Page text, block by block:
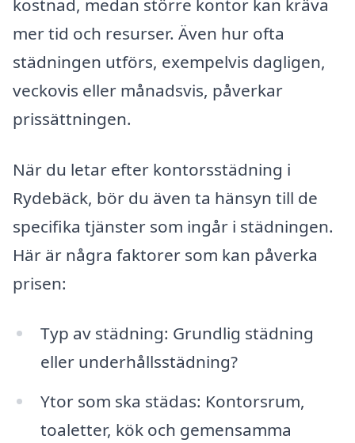
kostnad, medan större kontor kan kräva
mer tid och resurser. Även hur ofta
städningen utförs, exempelvis dagligen,
veckovis eller månadsvis, påverkar
prissättningen.
När du letar efter kontorsstädning i
Rydebäck, bör du även ta hänsyn till de
specifika tjänster som ingår i städningen.
Här är några faktorer som kan påverka
prisen:
Typ av städning: Grundlig städning
eller underhållsstädning?
Ytor som ska städas: Kontorsrum,
toaletter, kök och gemensamma